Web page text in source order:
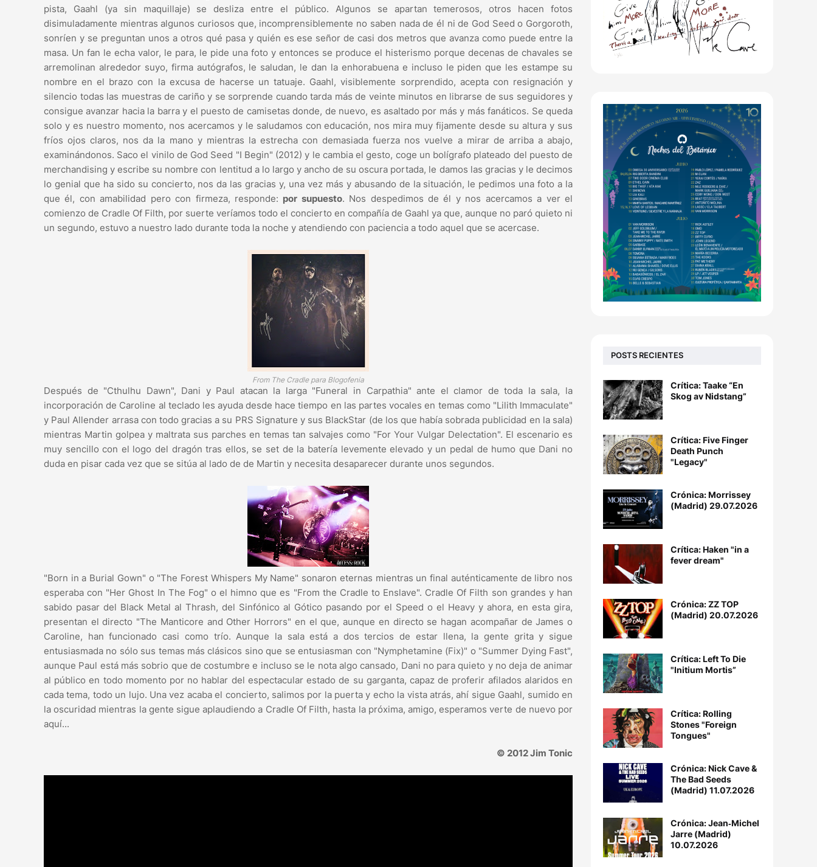
pista, Gaahl (ya sin maquillaje) se desliza entre el público. Algunos se apartan temerosos, otros hacen fotos
disimuladamente mientras algunos curiosos que, incomprensiblemente no saben nada de él ni de God Seed o Gorgoroth,
sonríen y se preguntan unos a otros qué pasa y quién es ese señor de casi dos metros que avanza como puede entre la
masa. Un fan le echa valor, le para, le pide una foto y entonces se produce el histerismo porque decenas de chavales se
arremolinan alrededor suyo, firma autógrafos, le saludan, le dan la enhorabuena e incluso le piden que les estampe su
nombre en el brazo con la excusa de hacerse un tatuaje. Gaahl, visiblemente sorprendido, acepta con resignación y
silencio todas las muestras de cariño y se sorprende cuando tarda más de veinte minutos en librarse de sus seguidores y
consigue avanzar hacia la barra y el puesto de camisetas donde, de nuevo, es asaltado por más y más fanáticos. Se queda
solo y es nuestro momento, nos acercamos y le saludamos con educación, nos mira muy fijamente desde su altura y sus
fríos ojos claros, nos da la mano y mientras la estrecha con demasiada fuerza nos vuelve a mirar de arriba a abajo,
examinándonos. Saco el vinilo de God Seed "I Begin" (2012) y le cambia el gesto, coge un bolígrafo plateado del puesto de
merchandising y escribe su nombre con lentitud a lo largo y ancho de su oscura portada, le damos las gracias y le decimos
lo genial que ha sido su concierto, nos da las gracias y, una vez más y abusando de la situación, le pedimos una foto a la
que él, con amabilidad pero con firmeza, responde: por supuesto. Nos despedimos de él y nos acercamos a ver el
comienzo de Cradle Of Filth, por suerte veríamos todo el concierto en compañía de Gaahl ya que, aunque no paró quieto ni
un segundo, estuvo a nuestro lado durante toda la noche y atendiendo con paciencia a todo aquel que se acercase.
From The Cradle para Blogofenia
Después de "Cthulhu Dawn", Dani y Paul atacan la larga "Funeral in Carpathia" ante el clamor de toda la sala, la
incorporación de Caroline al teclado les ayuda desde hace tiempo en las partes vocales en temas como "Lilith Immaculate"
y Paul Allender arrasa con todo gracias a su PRS Signature y sus BlackStar (de los que había sobrada publicidad en la sala)
mientras Martin golpea y maltrata sus parches en temas tan salvajes como "For Your Vulgar Delectation". El escenario es
muy sencillo con el logo del dragón tras ellos, se set de la batería levemente elevado y un pedal de humo que Dani no
duda en pisar cada vez que se sitúa al lado de de Martin y necesita desaparecer durante unos segundos.
"Born in a Burial Gown" o "The Forest Whispers My Name" sonaron eternas mientras un final auténticamente de libro nos
esperaba con "Her Ghost In The Fog" o el himno que es "From the Cradle to Enslave". Cradle Of Filth son grandes y han
sabido pasar del Black Metal al Thrash, del Sinfónico al Gótico pasando por el Speed o el Heavy y ahora, en esta gira,
presentan el directo "The Manticore and Other Horrors" en el que, aunque en directo se hagan acompañar de James o
Caroline, han funcionado casi como trío. Aunque la sala está a dos tercios de estar llena, la gente grita y sigue
entusiasmada no sólo sus temas más clásicos sino que se entusiasman con "Nymphetamine (Fix)" o "Summer Dying Fast",
aunque Paul está más sobrio que de costumbre e incluso se le nota algo cansado, Dani no para quieto y no deja de animar
al público en todo momento por no hablar del espectacular estado de su garganta, capaz de proferir afilados alaridos en
cada tema, todo un lujo. Una vez acaba el concierto, salimos por la puerta y echo la vista atrás, ahí sigue Gaahl, sumido en
la oscuridad mientras la gente sigue aplaudiendo a Cradle Of Filth, hasta la próxima, amigo, esperamos verte de nuevo por
aquí...
© 2012 Jim Tonic
POSTS RECIENTES
Crítica: Taake “En
Skog av Nidstang”
Crítica: Five Finger
Death Punch
"Legacy"
Crónica: Morrissey
(Madrid) 29.07.2026
Crítica: Haken "in a
fever dream"
Crónica: ZZ TOP
(Madrid) 20.07.2026
Crítica: Left To Die
"Initium Mortis”
Crítica: Rolling
Stones "Foreign
Tongues"
Crónica: Nick Cave &
The Bad Seeds
(Madrid) 11.07.2026
Crónica: Jean‐Michel
Jarre (Madrid)
10.07.2026